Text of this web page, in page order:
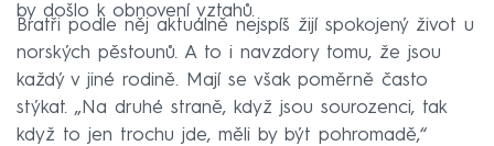
by došlo k obnovení vztahů.
Bratři podle něj aktuálně nejspíš žijí spokojený život u
norských pěstounů. A to i navzdory tomu, že jsou
každý v jiné rodině. Mají se však poměrně často
stýkat. „Na druhé straně, když jsou sourozenci, tak
když to jen trochu jde, měli by být pohromadě,“